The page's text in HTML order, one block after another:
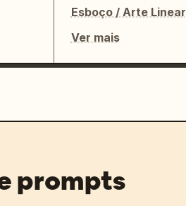
Esboço / Arte Linear
Ver mais
prompts